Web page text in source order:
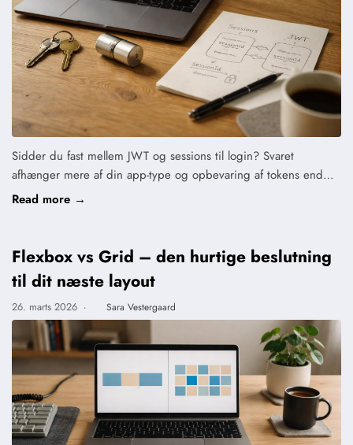
Sidder du fast mellem JWT og sessions til login? Svaret
afhænger mere af din app-type og opbevaring af tokens end…
Read more →
Flexbox vs Grid – den hurtige beslutning
til dit næste layout
26. marts 2026 · Sara Vestergaard